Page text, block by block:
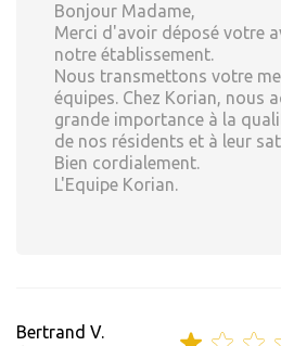
Bonjour Madame,
Merci d'avoir déposé votre
notre établissement.
Nous transmettons votre
équipes. Chez Korian, nous
grande importance à la
de nos résidents et à leur
Bien cordialement.
L'Equipe Korian.
Bertrand V.